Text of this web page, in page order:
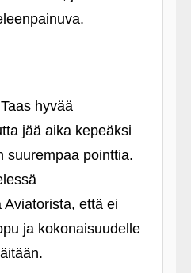
hyvää
jää aika kepeäksi
suurempaa pointtia.
että ei
ja kokonaisuudelle